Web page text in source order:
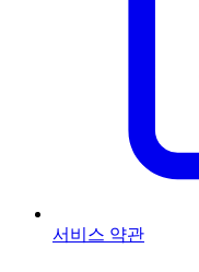
서비스 약관